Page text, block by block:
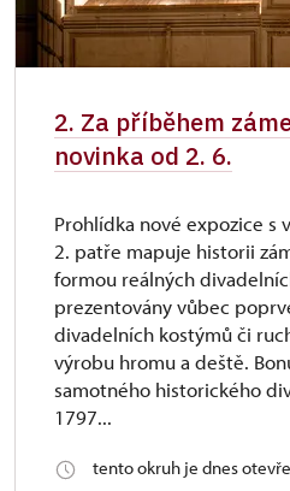
2. Za příběhem
novinka od 2. 6.
Prohlídka nové expozice s
2. patře mapuje historii
formou reálných
prezentovány vůbec
divadelních kostýmů či
výrobu hromu a deště.
samotného historického
1797...
tento okruh je dnes